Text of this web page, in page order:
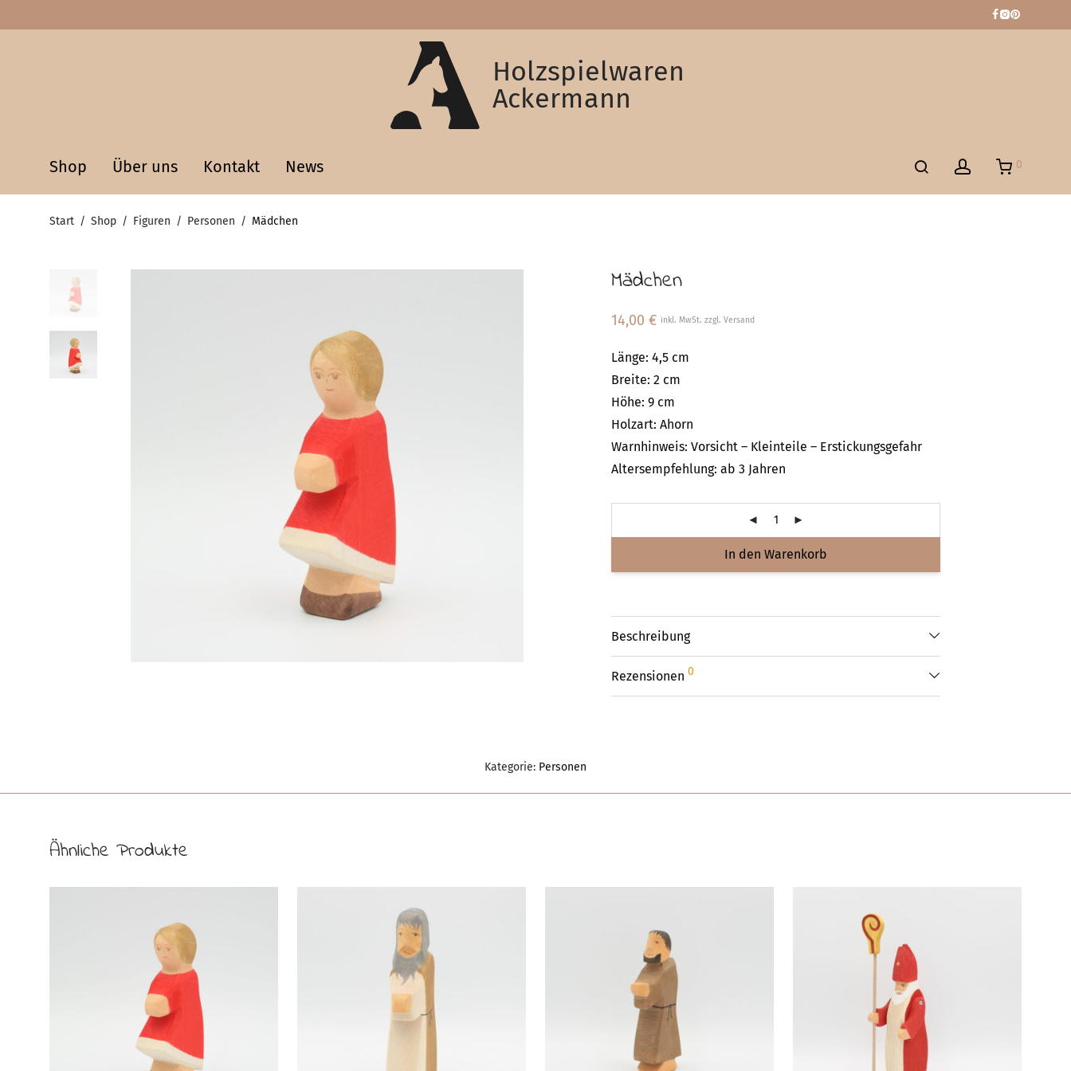
Holzspielwaren
Ackermann
Shop Über uns Kontakt News 0
Start / Shop / Figuren / Personen / Mädchen
Mädchen
14,00 € inkl. MwSt. zzgl. Versand
Länge: 4,5 cm
Breite: 2 cm
Höhe: 9 cm
Holzart: Ahorn
Warnhinweis: Vorsicht – Kleinteile – Erstickungsgefahr
Altersempfehlung: ab 3 Jahren
In den Warenkorb
Beschreibung
Rezensionen 0
Kategorie: Personen
Ähnliche Produkte